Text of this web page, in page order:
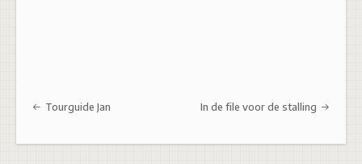
Post navigation
Tourguide Jan In de file voor de stalling